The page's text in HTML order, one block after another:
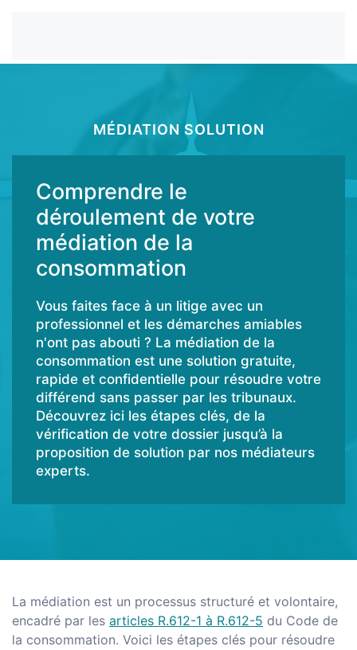
MÉDIATION SOLUTION
Comprendre le
déroulement de votre
médiation de la
consommation
Vous faites face à un litige avec un
professionnel et les démarches amiables
n'ont pas abouti ? La médiation de la
consommation est une solution gratuite,
rapide et confidentielle pour résoudre votre
différend sans passer par les tribunaux.
Découvrez ici les étapes clés, de la
vérification de votre dossier jusqu’à la
proposition de solution par nos médiateurs
experts.
La médiation est un processus structuré et volontaire,
encadré par les articles R.612-1 à R.612-5 du Code de
la consommation. Voici les étapes clés pour résoudre